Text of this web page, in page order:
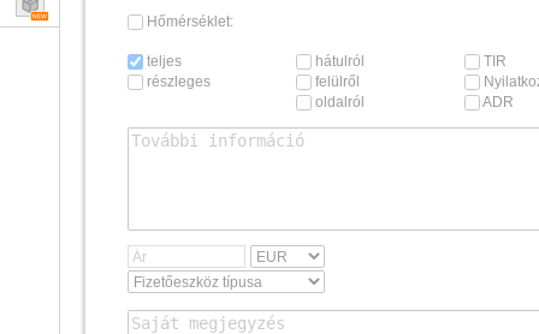
Hőmérséklet:
teljes
részleges
hátulról
felülről
oldalról
TIR
ADR